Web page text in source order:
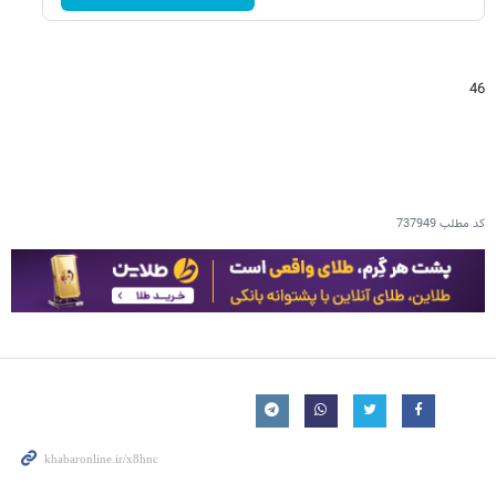
46
کد مطلب737949